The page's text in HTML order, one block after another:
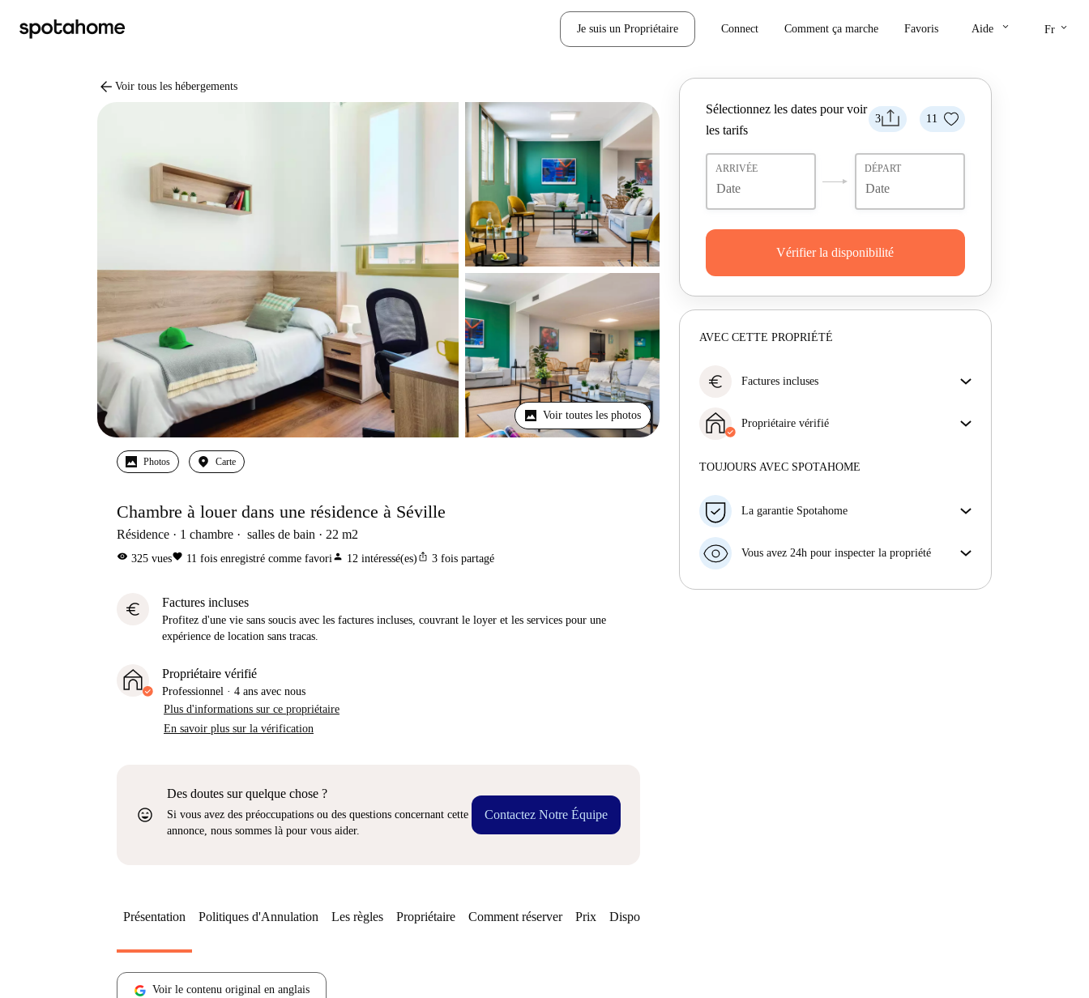
Je suis un Propriétaire Connect Comment ça marche Favoris Aide keyboard_arrow_down Fr keyboard_arrow_down
arrow_back Voir tous les hébergements
Voir toutes les photos
Photos Carte
Chambre à louer dans une résidence à Séville
Résidence 1 chambre salles de bain 22 m2
visibility 325 vuesfavorite 11 fois enregistré comme favoriperson 12 intéressé(es) ios_share 3 fois partagé
euro Factures incluses
Profitez d'une vie sans soucis avec les factures incluses, couvrant le loyer et les services pour une
expérience de location sans tracas.
Propriétaire vérifié
Professionnel · 4 ans avec nous
Plus d'informations sur ce propriétaire
En savoir plus sur la vérification
sentiment_very_satisfied
Des doutes sur quelque chose ?
Si vous avez des préoccupations ou des questions concernant cette
annonce, nous sommes là pour vous aider.
Contactez Notre Équipe
3 11
Sélectionnez les dates pour voir
les tarifs
ARRIVÉE DÉPART
Vérifier la disponibilité
AVEC CETTE PROPRIÉTÉ
euro Factures incluses
incluses, couvrant le loyer et les services pour une
expérience de location sans tracas.
Propriétaire vérifié
Plus d'informations sur ce propriétaire
TOUJOURS AVEC SPOTAHOME
La garantie Spotahome
préavis, nous allons soit (A) vous payer une chambre
soit (B) vous rembourser en totalité.
Vous avez 24h pour inspecter la propriété
Présentation Politiques d'Annulation Les règles Propriétaire Comment réserver Prix Disponibilités
Voir le contenu original en anglais